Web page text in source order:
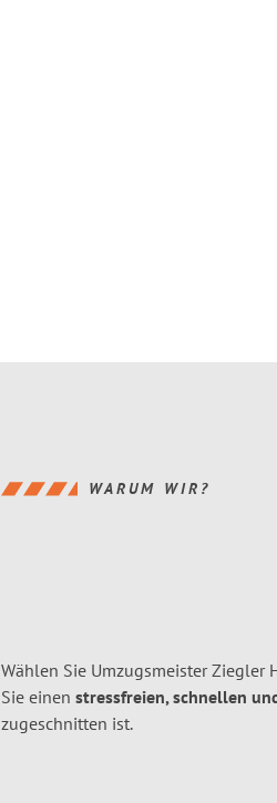
WARUM WIR?
Wählen Sie Umzugsmeister Ziegler
Sie einen stressfreien, schnellen
zugeschnitten ist.